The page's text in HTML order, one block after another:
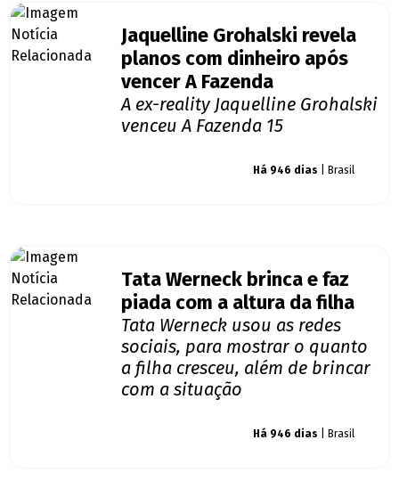
Jaquelline Grohalski revela
planos com dinheiro após
vencer A Fazenda
A ex-reality Jaquelline Grohalski
venceu A Fazenda 15
Há 946 dias | Brasil
Tata Werneck brinca e faz
piada com a altura da filha
Tata Werneck usou as redes
sociais, para mostrar o quanto
a filha cresceu, além de brincar
com a situação
Há 946 dias | Brasil